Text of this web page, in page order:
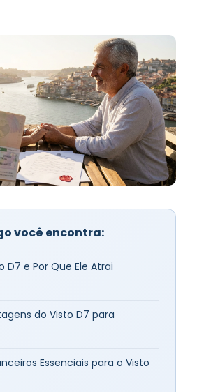
você encontra:
D7 e Por Que Ele Atrai
do Visto D7 para
Essenciais para o Visto